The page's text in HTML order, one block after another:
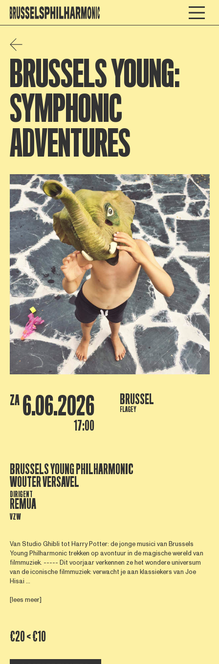
BRUSSELS YOUNG:
SYMPHONIC
ADVENTURES
ZA 6.06.2026
17:00
BRUSSEL
FLAGEY
BRUSSELS YOUNG PHILHARMONIC
WOUTER VERSAVEL
DIRIGENT
REMUA
VZW
Van Studio Ghibli tot Harry Potter: de jonge musici van Brussels
Young Philharmonic trekken op avontuur in de magische wereld van
filmmuziek. ----- Dit voorjaar verkennen ze het wondere universum
van de iconische filmmuziek: verwacht je aan klassiekers van Joe
Hisai ...
[lees meer]
€20 < €10